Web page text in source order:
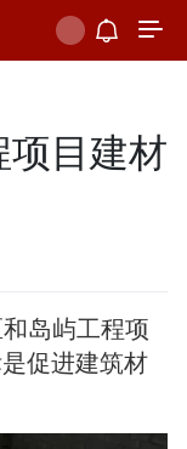
目建材
岛屿工程项
促进建筑材